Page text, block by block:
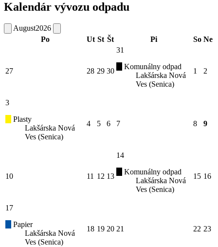
Kalendár vývozu odpadu
August2026
Po
Ut St Št Pi So Ne
27 28 29 30
31
Komunálny odpad
Lakšárska Nová
Ves (Senica)
1 2
3
Plasty
Lakšárska Nová
Ves (Senica)
4 5 6 7 8 9
10 11 12 13
14
Komunálny odpad
Lakšárska Nová
Ves (Senica)
15 16
17
Papier
Lakšárska Nová
Ves (Senica)
18 19 20 21 22 23